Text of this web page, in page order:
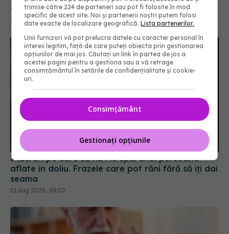
7 lucruri pe care să nu i le spui unei persoane
aflate în doliu. Frazele care pot răni fără să îți dai
seama
01 aug 2026, 09:02
trimise către 224 de parteneri sau pot fi folosite în mod
specific de acest site. Noi și partenerii noștri putem folosi
date exacte de localizare geografică.Lista partenerilor.
Unii furnizori vă pot prelucra datele cu caracter personal în
interes legitim, față de care puteți obiecta prin gestionarea
opțiunilor de mai jos. Căutați un link în partea de jos a
acestei pagini pentru a gestiona sau a vă retrage
consimțământul în setările de confidențialitate și cookie-
uri.
Consimțământ
Gestionați opțiunile